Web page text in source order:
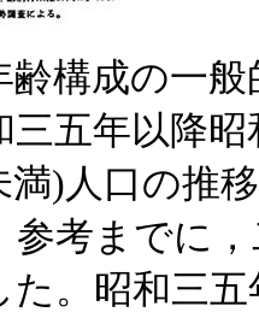
構成の一般
三五年以降
満)人口の推
参考までに
た。昭和三